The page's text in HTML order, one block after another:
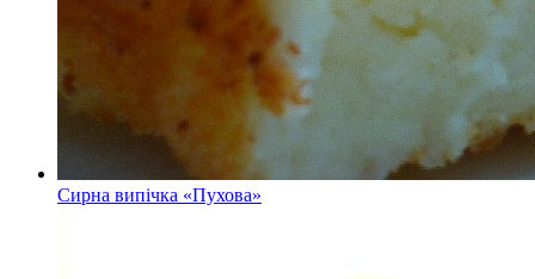
Сирна випічка «Пухова»